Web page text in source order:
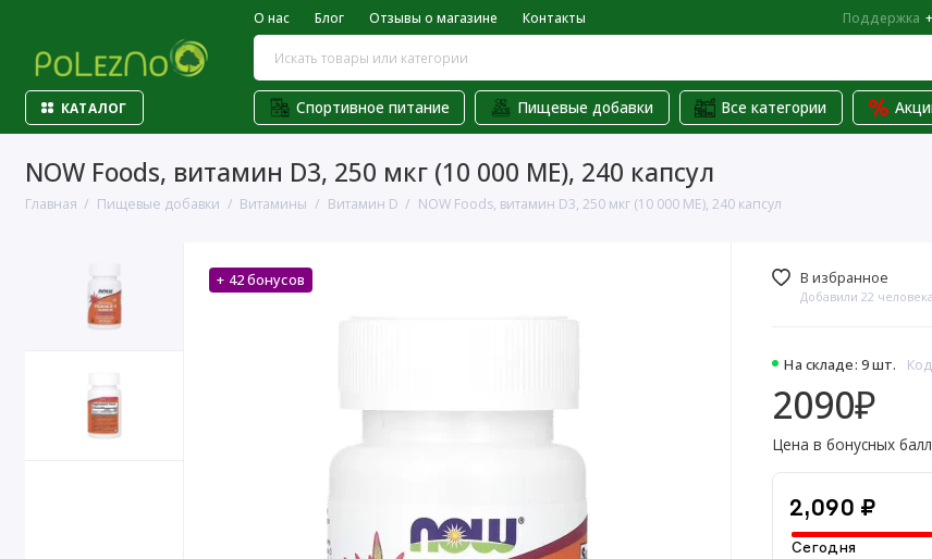
О нас Блог Отзывы о магазине Контакты Поддержка
КАТАЛОГ Спортивное питание Пищевые добавки Все категории
NOW Foods, витамин D3, 250 мкг (10 000 МЕ), 240 капсул
Главная Пищевые добавки Витамины Витамин D NOW Foods, витамин D3, 250 мкг (10 000 МЕ), 240 капсул
+ 42 бонусов
На складе: 9 шт.
2090₽
Цена в бонусных
2,090 ₽
Сегодня
В избранное
Добавили 22 человека